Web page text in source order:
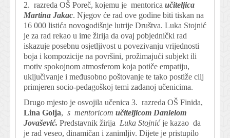
2. razreda OŠ Poreč, kojemu je mentorica učiteljica
Martina Jakac. Njegov će rad ove godine biti tiskan na
16 000 listića novogodišnje lutrije Društva. Luka Stojnić
je za rad rekao u ime žirija da ovaj pobjednički rad
iskazuje posebnu osjetljivost u povezivanju vrijednosti
boja i kompozicije na površini, prožimajući subjekt ili
motiv spokojnom atmosferom koja potiče empatiju,
uključivanje i međusobno poštovanje te tako postiže cilj
primjeren socio-pedagoškoj temi zadanoj učenicima.
Drugo mjesto je osvojila učenica 3. razreda OŠ Finida,
Lina Golja, s mentoricom učiteljicom Danielom
Jovašević. Predstavnik žirija Luka Stojnićje kazao da
je rad veseo, dinamičan i zanimljiv. Dijete je pristupilo